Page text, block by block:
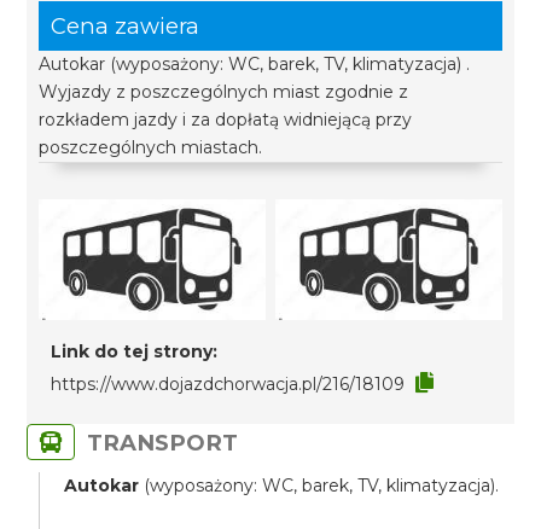
Cena zawiera
Autokar (wyposażony: WC, barek, TV, klimatyzacja) .
Wyjazdy z poszczególnych miast zgodnie z
rozkładem jazdy i za dopłatą widniejącą przy
poszczególnych miastach.
Link do tej strony:
https://www.dojazdchorwacja.pl/216/18109
TRANSPORT
Autokar (wyposażony: WC, barek, TV, klimatyzacja).